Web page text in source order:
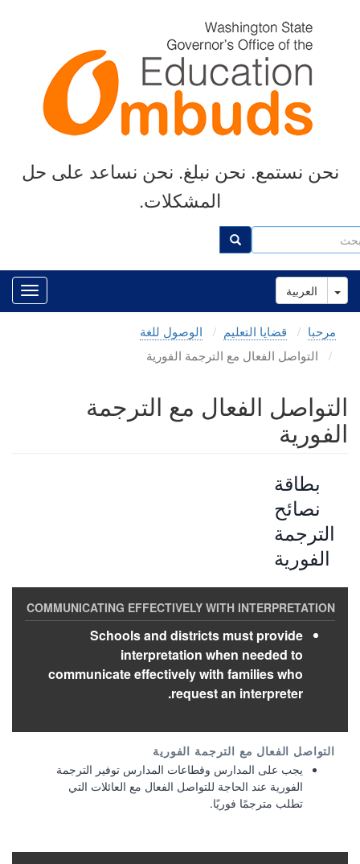
بحث
نحن نستمع. نحن نبلغ. نحن نساعد على حل
المشكلات.
العربية
Toggle Dropdown
مرحبا قضايا التعليم
الوصول للغة
التواصل الفعال مع الترجمة الفورية
التواصل الفعال مع الترجمة
الفورية
بطاقة
نصائح
الترجمة
الفورية
Schools and districts must provide
interpretation when needed to
communicate effectively with families who
request an interpreter.
يجب على المدارس وقطاعات المدارس توفير الترجمة
الفورية عند الحاجة للتواصل الفعال مع العائلات التي
تطلب مترجمًا فوريًا.